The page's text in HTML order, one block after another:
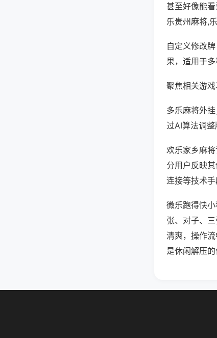
甚至好像能
乐贵州麻将,
自定义修改
果，适用于
聚焦相关游戏
多乐麻将外
过AI算法调整
欢乐家乡麻将
分用户反映
连接等技术手
微乐跑得快
张、对子、
清爽，操作
是休闲解压的